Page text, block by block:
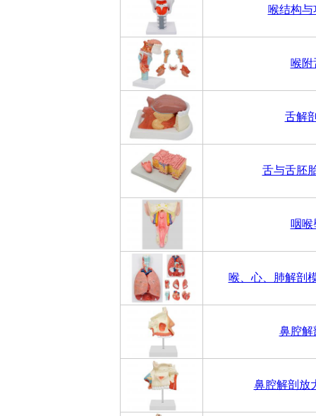
喉结构
喉附
舌解
舌与舌胚
咽喉
喉、心、肺解剖
鼻腔解
鼻腔解剖放